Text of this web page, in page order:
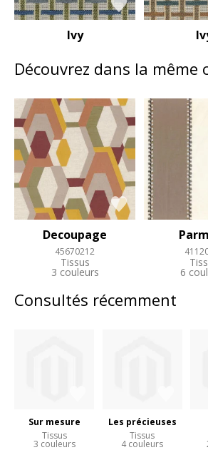
Ivy
Découvrez dans la même
Decoupage
45670212
Tissus
3 couleurs 6
Consultés récemment
Sur mesure
Tissus
3 couleurs
Les précieuses
Tissus
4 couleurs